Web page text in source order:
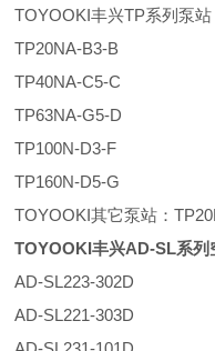
TOYOOKI丰兴TP系列泵站
TP20NA-B3-B
TP40NA-C5-C
TP63NA-G5-D
TP100N-D3-F
TP160N-D5-G
TOYOOKI其它泵站：
TOYOOKI丰兴AD-SL系列
AD-SL223-302D
AD-SL221-303D